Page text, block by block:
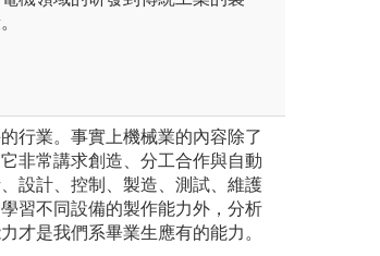
行業。事實上機械業的內容除了
非常講求創造、分工合作與自動
設計、控制、製造、測試、維護
習不同設備的製作能力外，分析
才是我們系畢業生應有的能力。